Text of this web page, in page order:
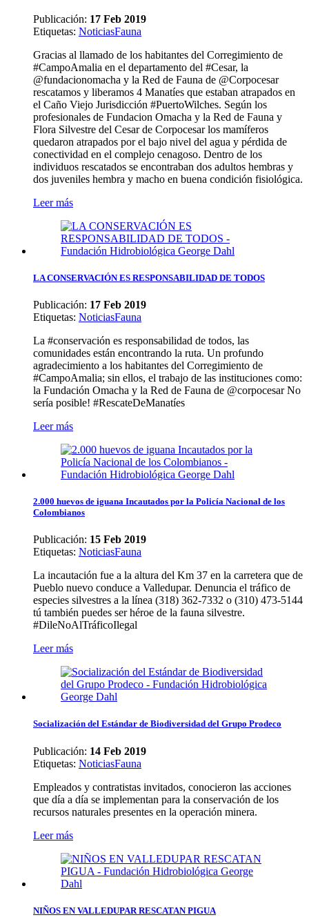
Publicación: 17 Feb 2019
Etiquetas: NoticiasFauna
Gracias al llamado de los habitantes del Corregimiento de
#CampoAmalia en el departamento del #Cesar, la
@fundacionomacha y la Red de Fauna de @Corpocesar
rescatamos y liberamos 4 Manatíes que estaban atrapados en
el Caño Viejo Jurisdicción #PuertoWilches. Según los
profesionales de Fundacion Omacha y la Red de Fauna y
Flora Silvestre del Cesar de Corpocesar los mamíferos
quedaron atrapados por el bajo nivel del agua y pérdida de
conectividad en el complejo cenagoso. Dentro de los
individuos rescatados se encontraban dos adultos hembras y
dos juveniles hembra y macho en buena condición fisiológica.
Leer más
LA CONSERVACIÓN ES RESPONSABILIDAD DE TODOS
Publicación: 17 Feb 2019
Etiquetas: NoticiasFauna
La #conservación es responsabilidad de todos, las
comunidades están encontrando la ruta. Un profundo
agradecimiento a los habitantes del Corregimiento de
#CampoAmalia; sin ellos, el trabajo de las instituciones como:
la Fundación Omacha y la Red de Fauna de @corpocesar No
sería posible! #RescateDeManatíes
Leer más
2.000 huevos de iguana Incautados por la Policía Nacional de los
Colombianos
Publicación: 15 Feb 2019
Etiquetas: NoticiasFauna
La incautación fue a la altura del Km 37 en la carretera que de
Pueblo nuevo conduce a Valledupar. Denuncia el tráfico de
especies silvestres a la línea (318) 362-7332 o (310) 473-5144
tú también puedes ser héroe de la fauna silvestre.
#DileNoAlTráficoIlegal
Leer más
Socialización del Estándar de Biodiversidad del Grupo Prodeco
Publicación: 14 Feb 2019
Etiquetas: NoticiasFauna
Empleados y contratistas invitados, conocieron las acciones
que día a día se implementan para la conservación de los
recursos naturales presentes en la operación minera.
Leer más
NIÑOS EN VALLEDUPAR RESCATAN PIGUA